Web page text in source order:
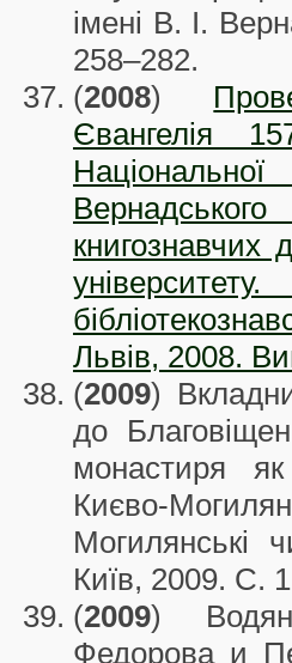
імені В. І.
258–282.
(2008)
Євангелія
книгознавчих
Львів, 2008.
(2009)
до
монастиря як
Києво-
Могилянські
Київ, 2009. С.
(2009)
Федорова и